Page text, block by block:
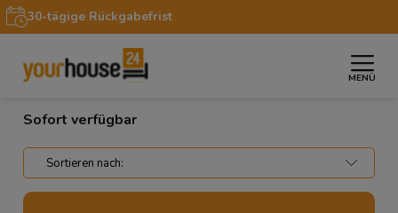
30-tägige Rückgabefrist
MENÜ
Startseite » Sofort verfügbar
Sofort verfügbar